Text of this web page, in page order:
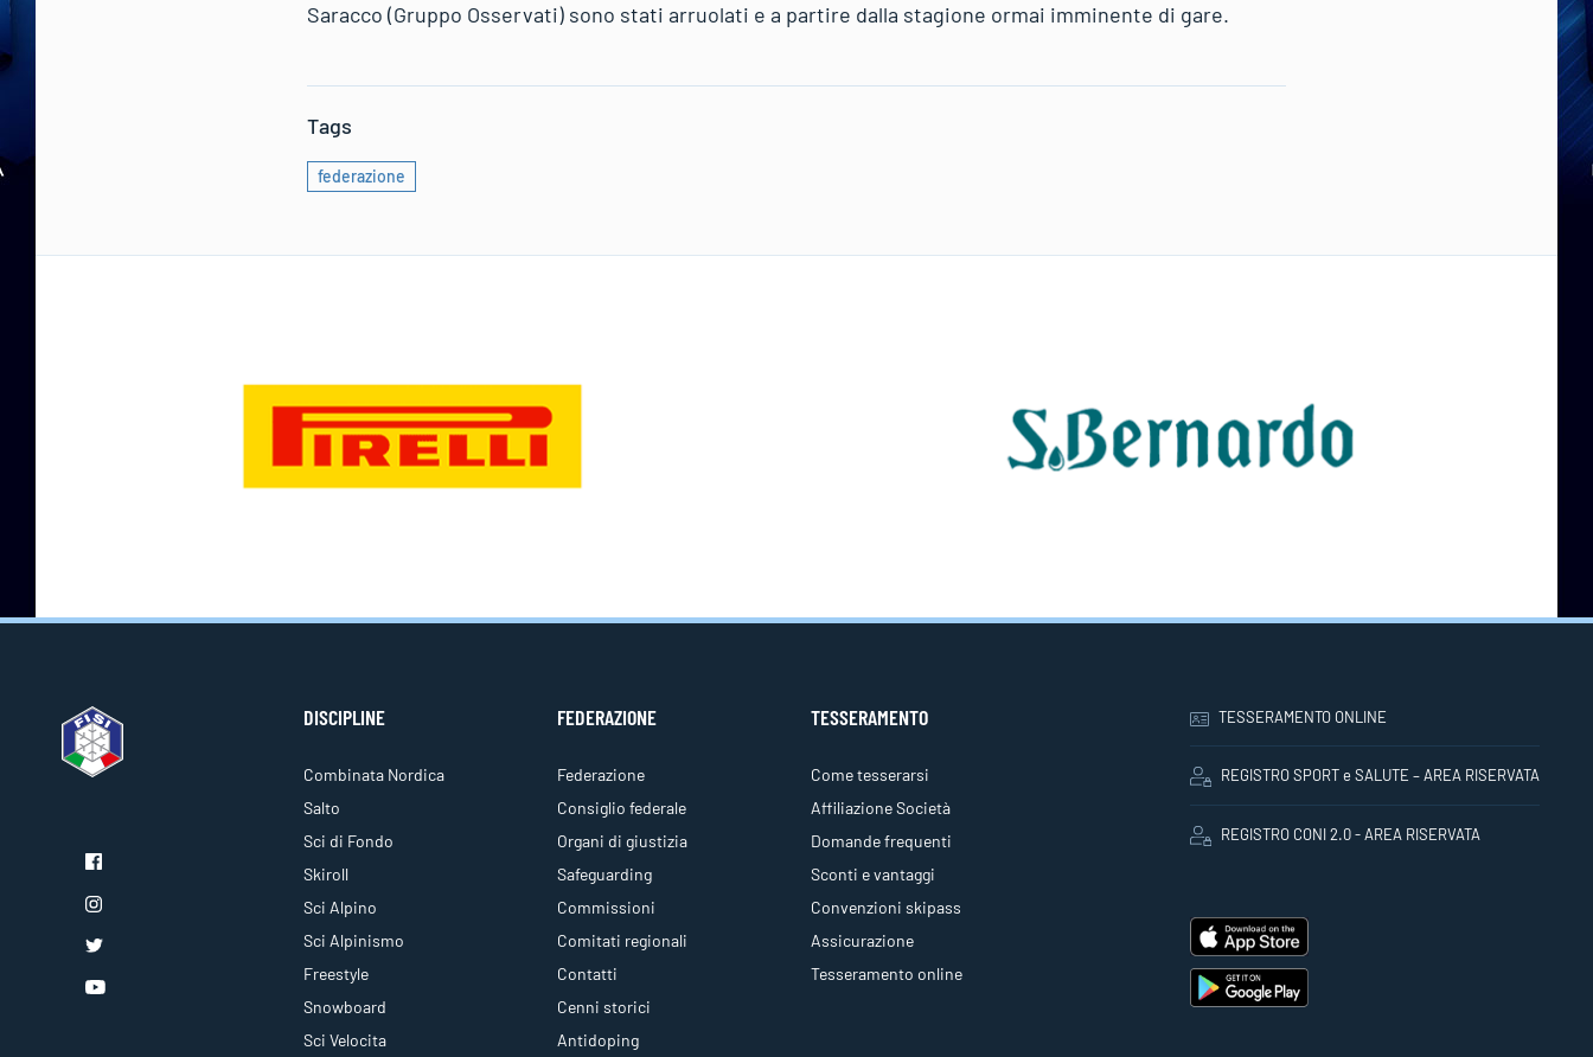
Saracco (Gruppo Osservati) sono stati arruolati e a partire dalla stagione ormai imminente di gare.
Tags
federazione
DISCIPLINE
Combinata Nordica
Salto
Sci di Fondo
Skiroll
Sci Alpino
Sci Alpinismo
Freestyle
Snowboard
Sci Velocita
FEDERAZIONE
Federazione
Consiglio federale
Organi di giustizia
Safeguarding
Commissioni
Comitati regionali
Contatti
Cenni storici
Antidoping
TESSERAMENTO
Come tesserarsi
Affiliazione Società
Domande frequenti
Sconti e vantaggi
Convenzioni skipass
Assicurazione
Tesseramento online
TESSERAMENTO ONLINE
REGISTRO SPORT e SALUTE – AREA RISERVATA
REGISTRO CONI 2.0 - AREA RISERVATA